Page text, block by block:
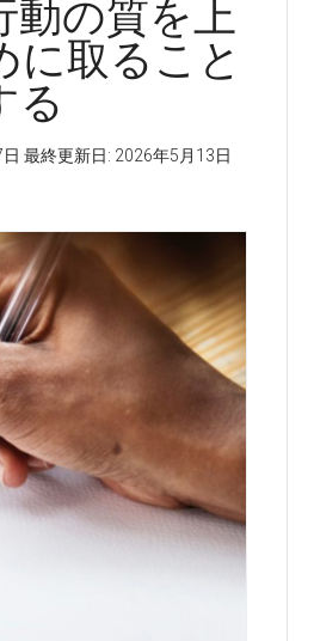
動の質を上
に取ること
る
最終更新日: 2026年5月13日